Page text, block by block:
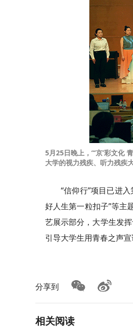
5月25日晚上，“‘京’彩文化
大学的视力残疾、听力残疾
“信仰行”项目已进
好人生第一粒扣子”等主
艺展示部分，大学生发
引导大学生用青春之声
分享到
相关阅读